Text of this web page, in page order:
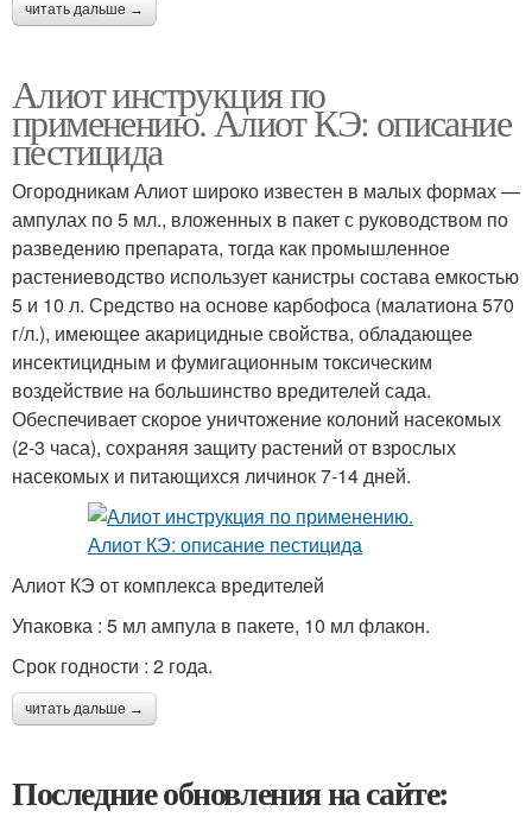
читать дальше →
Алиот инструкция по
применению. Алиот КЭ: описание
пестицида
Огородникам Алиот широко известен в малых формах —
ампулах по 5 мл., вложенных в пакет с руководством по
разведению препарата, тогда как промышленное
растениеводство использует канистры состава емкостью
5 и 10 л. Средство на основе карбофоса (малатиона 570
г/л.), имеющее акарицидные свойства, обладающее
инсектицидным и фумигационным токсическим
воздействие на большинство вредителей сада.
Обеспечивает скорое уничтожение колоний насекомых
(2-3 часа), сохраняя защиту растений от взрослых
насекомых и питающихся личинок 7-14 дней.
Алиот КЭ от комплекса вредителей
Упаковка : 5 мл ампула в пакете, 10 мл флакон.
Срок годности : 2 года.
читать дальше →
Последние обновления на сайте: